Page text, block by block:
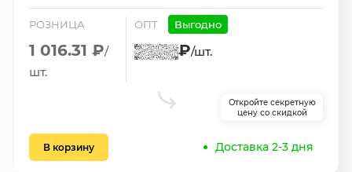
РОЗНИЦА
1 016.31 ₽/
шт.
ОПТ Выгодно
₽/шт.
Откройте секретную
цену со скидкой
В корзину Доставка 2-3 дня